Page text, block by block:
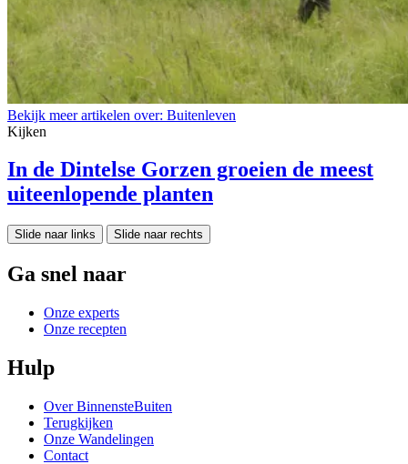
Bekijk meer artikelen over: Buitenleven
Kijken
In de Dintelse Gorzen groeien de meest
uiteenlopende planten
Slide naar links Slide naar rechts
Ga snel naar
Onze experts
Onze recepten
Hulp
Over BinnensteBuiten
Terugkijken
Onze Wandelingen
Contact